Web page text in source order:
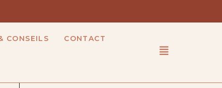
CONSEILS CONTACT